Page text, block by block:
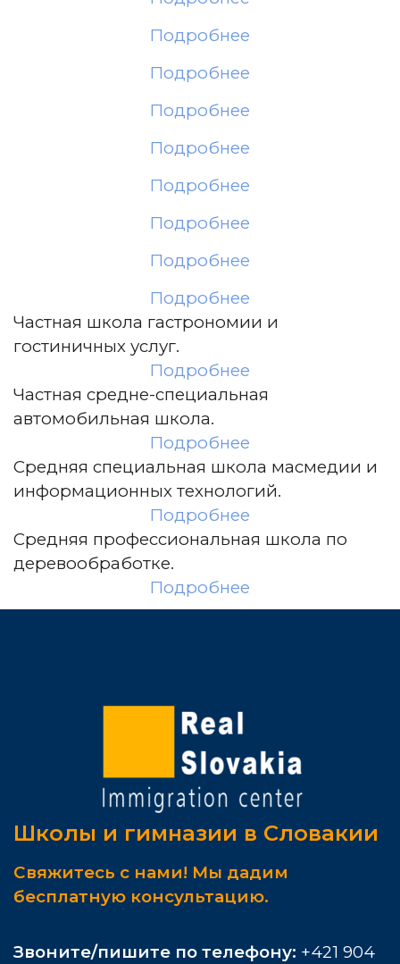
Подробнее
Подробнее
Подробнее
Подробнее
Подробнее
Подробнее
Подробнее
Подробнее
Частная школа гастрономии и
гостиничных услуг.
Подробнее
Частная средне-специальная
автомобильная школа.
Подробнее
Средняя специальная школа масмедии и
информационных технологий.
Подробнее
Средняя профессиональная школа по
деревообработке.
Подробнее
Школы и гимназии в Словакии
Свяжитесь с нами! Мы дадим
бесплатную консультацию.
Звоните/пишите по телефону: +421 904